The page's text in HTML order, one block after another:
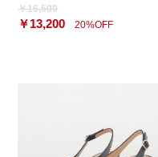
￥16,500
￥13,200 20%OFF